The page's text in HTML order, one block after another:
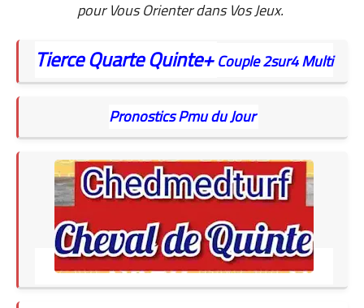
pour Vous Orienter dans Vos Jeux.
TierceQuarteQuinte+Couple2sur4Multi
Pronostics Pmu du Jour